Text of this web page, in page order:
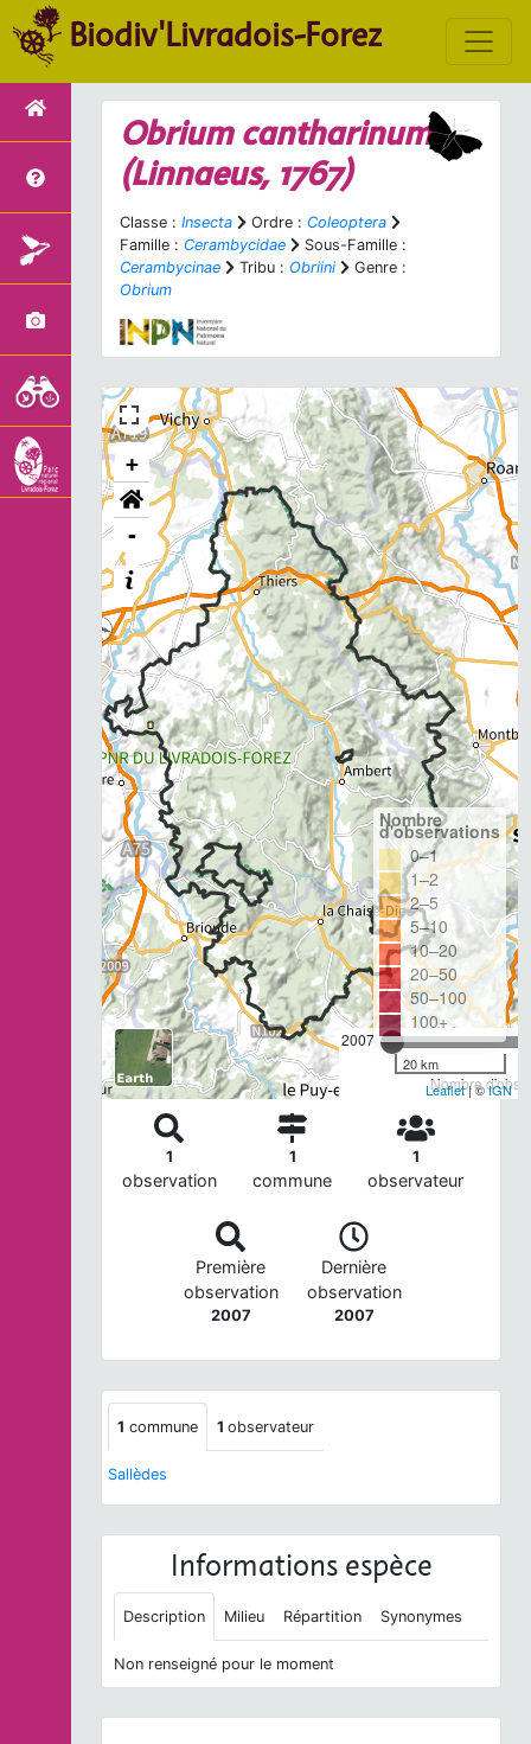
Biodiv'Livradois-Forez
Obrium cantharinum
(Linnaeus, 1767)
Classe : Insecta Ordre : Coleoptera
Famille : Cerambycidae
Sous-Famille :
Cerambycinae
Tribu : Obriini
Genre :
Obrium
+
-
2007
Nombre
Nombre
d'observations
0–1
1–2
2–5
5–10
10–20
20–50
50–100
100+
20 km
Leaflet| ©IGN
1
observation
1
commune
1
observateur
Première
observation
2007
Dernière
observation
2007
1 commune 1 observateur
Sallèdes
Informations espèce
Description Milieu Répartition Synonymes
Non renseigné pour le moment